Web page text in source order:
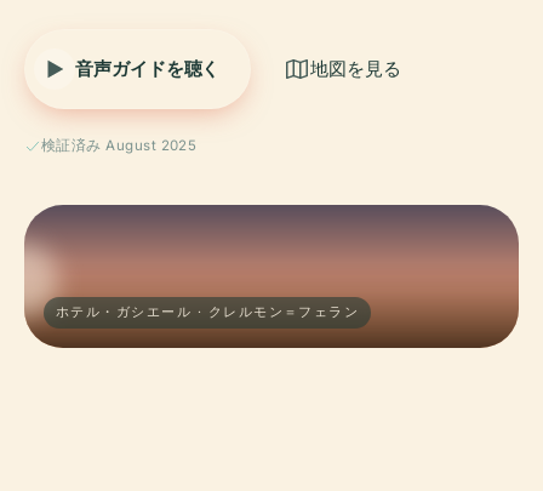
音声ガイドを聴く 地図を見る
検証済み August 2025
ホテル・ガシエール · クレルモン＝フェラン